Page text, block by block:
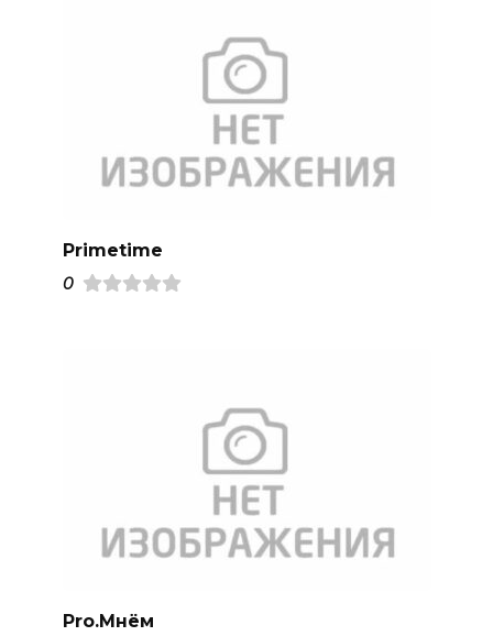
Primetime
0
Pro.Mнём